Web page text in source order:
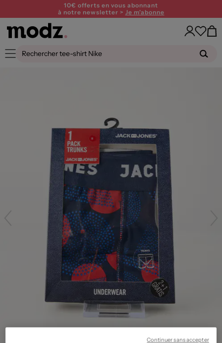
10€ offerts en vous abonnant
à notre newsletter > Je m'abonne
Continuer sans accepter